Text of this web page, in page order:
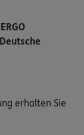
erhalten Sie